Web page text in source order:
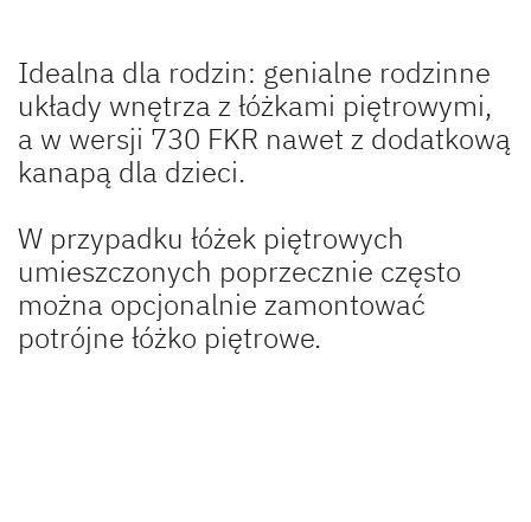
Idealna dla rodzin: genialne rodzinne
układy wnętrza z łóżkami piętrowymi,
a w wersji 730 FKR nawet z dodatkową
kanapą dla dzieci.
W przypadku łóżek piętrowych
umieszczonych poprzecznie często
można opcjonalnie zamontować
potrójne łóżko piętrowe.